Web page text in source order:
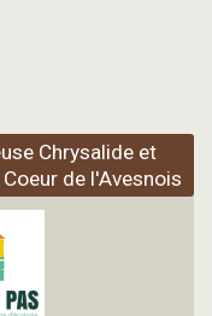
Chrysalide et
de l'Avesnois